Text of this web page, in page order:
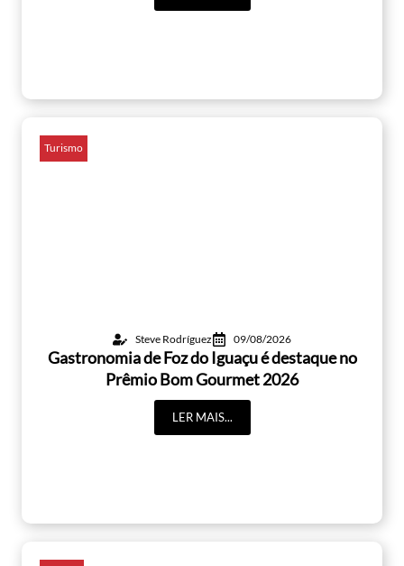
Turismo
Steve Rodríguez 09/08/2026
Gastronomia de Foz do Iguaçu é destaque no
Prêmio Bom Gourmet 2026
LER MAIS...